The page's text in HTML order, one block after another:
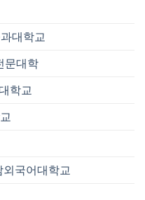
대학교
문대학
학교
외국어대학교